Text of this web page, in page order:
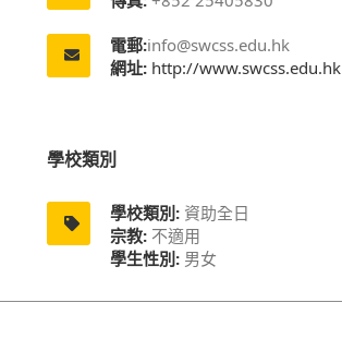
電郵:info@swcss.edu.hk
網址:http://www.swcss.edu.hk
學校類別
學校類別:資助全日
宗教:不適用
學生性別:男女